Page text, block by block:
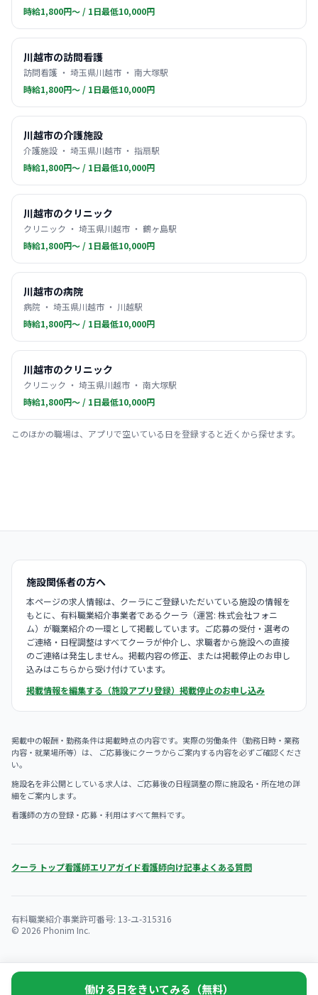
時給1,800円〜 / 1日最低10,000円
川越市の訪問看護
訪問看護 ・ 埼玉県川越市 ・ 南大塚駅
時給1,800円〜 / 1日最低10,000円
川越市の介護施設
介護施設 ・ 埼玉県川越市 ・ 指扇駅
時給1,800円〜 / 1日最低10,000円
川越市のクリニック
クリニック ・ 埼玉県川越市 ・ 鶴ヶ島駅
時給1,800円〜 / 1日最低10,000円
川越市の病院
病院 ・ 埼玉県川越市 ・ 川越駅
時給1,800円〜 / 1日最低10,000円
川越市のクリニック
クリニック ・ 埼玉県川越市 ・ 南大塚駅
時給1,800円〜 / 1日最低10,000円
このほかの職場は、アプリで空いている日を登録すると近くから探せます。
施設関係者の方へ
本ページの求人情報は、クーラにご登録いただいている施設の情報を
もとに、有料職業紹介事業者であるクーラ（運営: 株式会社フォニ
ム）が職業紹介の一環として掲載しています。ご応募の受付・選考の
ご連絡・日程調整はすべてクーラが仲介し、求職者から施設への直接
のご連絡は発生しません。掲載内容の修正、または掲載停止のお申し
込みはこちらから受け付けています。
掲載情報を編集する（施設アプリ登録） 掲載停止のお申し込み
掲載中の報酬・勤務条件は掲載時点の内容です。実際の労働条件（勤務日時・業務
内容・就業場所等）は、 ご応募後にクーラからご案内する内容を必ずご確認くださ
い。
施設名を非公開としている求人は、ご応募後の日程調整の際に施設名・所在地の詳
細をご案内します。
看護師の方の登録・応募・利用はすべて無料です。
クーラ トップ看護師エリアガイド看護師向け記事よくある質問
有料職業紹介事業許可番号: 13-ユ-315316
© 2026 Phonim Inc.
働ける日をきいてみる（無料）